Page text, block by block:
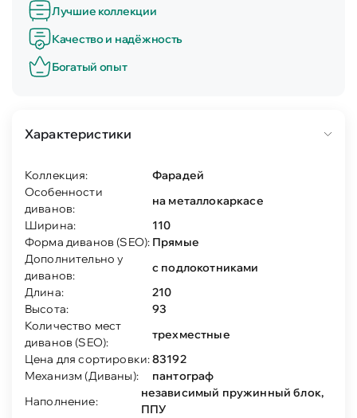
Лучшие коллекции
Качество и надёжность
Богатый опыт
Характеристики
Коллекция:
Фарадей
Особенности
диванов:
на металлокаркасе
Ширина:
110
Форма диванов (SEO): Прямые
Дополнительно у
диванов:
с подлокотниками
Длина:
210
Высота:
93
Количество мест
диванов (SEO):
трехместные
Цена для сортировки:83192
Механизм (Диваны):
пантограф
Наполнение:
независимый пружинный блок,
ППУ